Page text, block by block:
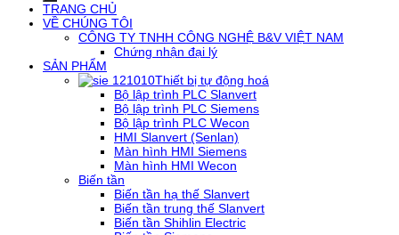
TRANG CHỦ
VỀ CHÚNG TÔI
CÔNG TY TNHH CÔNG NGHỆ B&V VIỆT NAM
Chứng nhận đại lý
SẢN PHẨM
Thiết bị tự động hoá
Bộ lập trình PLC Slanvert
Bộ lập trình PLC Siemens
Bộ lập trình PLC Wecon
HMI Slanvert (Senlan)
Màn hình HMI Siemens
Màn hình HMI Wecon
Biến tần
Biến tần hạ thế Slanvert
Biến tần trung thế Slanvert
Biến tần Shihlin Electric